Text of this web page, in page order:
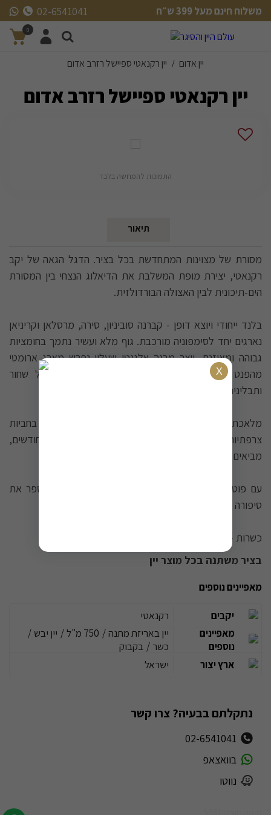
משלוח חינם מעל 399 ש״ח
משלוח חינם מעל 399 ש״ח
02-6541041
0
יין אדום / יין רקנאטי ספיישל רזרב אדום
יין רקנאטי ספיישל רזרב אדום
התמונות להמחשה בלבד
תיאור
מסורת של מצוינות המתחדשת בכל בציר. הדגל הגאה של יקב
רקנאטי, יצירת מופת המשלבת את הדיאלוג הנצחי בין המסורת
הים-תיכונית לבין האצולה הבורדולזית.
בלנד ייחודי ויוצא דופן - קברנה סוביניון, סירה, מרסלאן וקריניאן
נארגים יחד לסימפוניה מורכבת. גוף מלא ועשיר נתמך בחומציות
גבוהה ומאוזנת, יוצר מבנה אלגנטי שעליו נפרש מארג ארומטי
מהפנט של פירות יער שחורים, שוקולד מריר, פלפל שחור
ותבלינים ים-תיכוניים.
מלאכת יין מדויקת - תסיסה נפרדת לכל כרם, התבגרות בחביות
צרפתיות (80% חדשות), וחודשי יישון ממושכים של 18 חודשים,
מביאים את היין לשיא שלמותו.
עם פוטנציאל התיישנות של 7 שנים ומעלה, זהו יין המספר את
סיפורה של אדמת ישראל במיטבה - עכשיו ולשנים הבאות.
כשרות - בד"צ בית יוסף / חתם סופר בני ברק / OU.
בציר משתנה בכל מוצר יין
מאפיינים נוספים
יקבים
רקנאטי
מאפיינים
נוספים
יין באריזת מתנה / 750 מ"ל / יין יבש /
כשר / בקבוק
ארץ יצור
ישראל
נתקלתם בבעיה? צרו קשר
02-6541041
בוואצאפ
נווטו